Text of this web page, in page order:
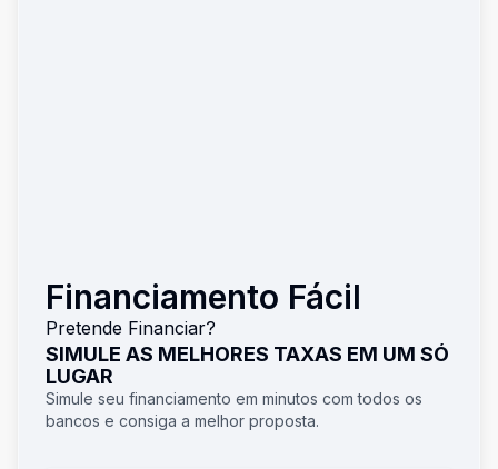
Financiamento Fácil
Pretende Financiar?
SIMULE AS MELHORES TAXAS EM UM SÓ
LUGAR
Simule seu financiamento em minutos com todos os
bancos e consiga a melhor proposta.